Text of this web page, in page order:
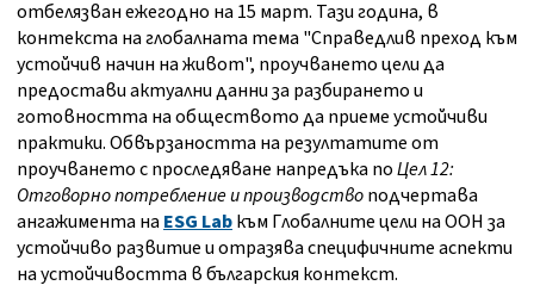
отбелязван ежегодно на 15 март. Тази година, в
контекста на глобалната тема "Справедлив преход към
устойчив начин на живот", проучването цели да
предостави актуални данни за разбирането и
готовността на обществото да приеме устойчиви
практики. Обвързаността на резултатите от
проучването с проследяване напредъка поЦел 12:
Отговорно потребление и производствоподчертава
ангажимента наESG Labкъм Глобалните цели на ООН за
устойчиво развитие и отразява специфичните аспекти
на устойчивостта в българския контекст.